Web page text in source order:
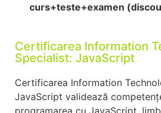
curs+teste+examen
Certificarea Information
Specialist: JavaScript
Certificarea Information
JavaScript validează
programarea cu JavaScript,